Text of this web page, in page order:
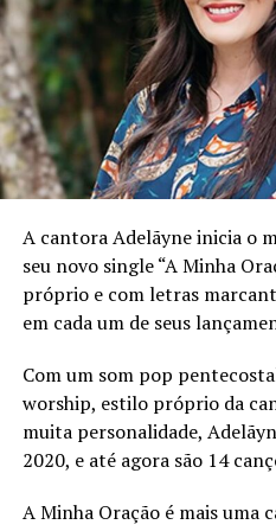
A sonoridade de “Say”
rock, com um refrão
reminiscentes das clássicas
2000.
A expectativa para o
toque muitos corações!“. A
oficialmente pela primeira
neste sábado (11), na
Campinas, onde Flávia
nomes como
Capital
Paralamas do Sucesso e
Flávia Stella, nascida em São
Campinas desde a infância,
influente no cenário musical
A cantora Adelãyne inicia o
seu novo single “A Minha
próprio e com letras
em cada um de seus
Com um som pop
worship, estilo próprio da
muita personalidade,
2020, e até agora são 14
A Minha Oração é mais uma